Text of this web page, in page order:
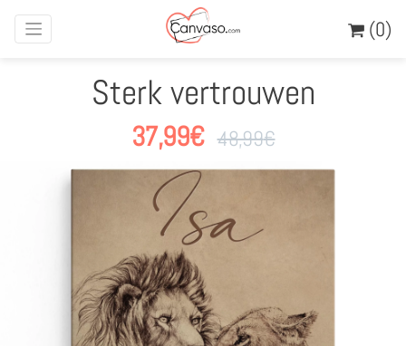
(0)
Sterk vertrouwen
37,99€ 48,99€